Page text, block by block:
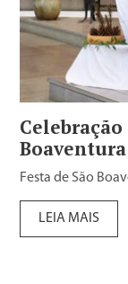
Boaventura
Festa de São
LEIA MAIS